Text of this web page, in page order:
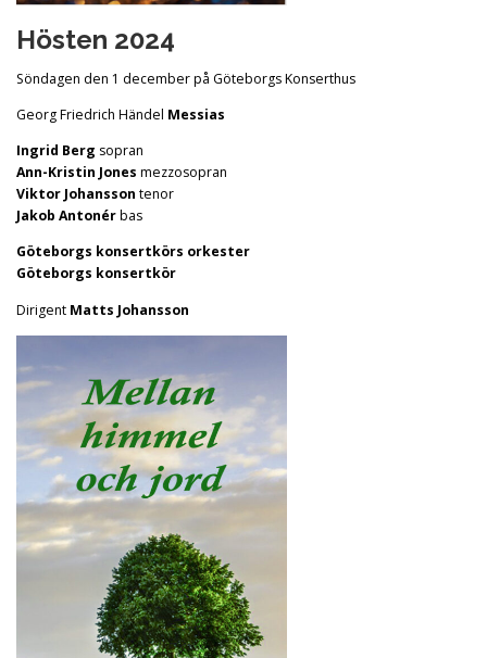
Hösten 2024
Söndagen den 1 december på Göteborgs Konserthus
Georg Friedrich Händel Messias
Ingrid Berg sopran
Ann-Kristin Jones mezzosopran
Viktor Johansson tenor
Jakob Antonérbas
Göteborgs konsertkörs orkester
Göteborgs konsertkör
Dirigent Matts Johansson